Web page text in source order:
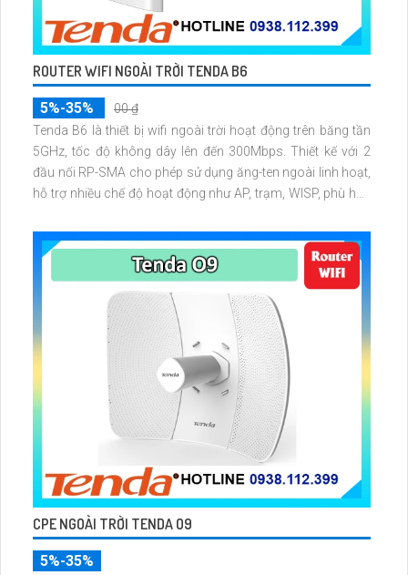
ROUTER WIFI NGOÀI TRỜI TENDA B6
5%-35%
00 ₫
Tenda B6 là thiết bị wifi ngoài trời hoạt động trên băng tần
5GHz, tốc độ không dây lên đến 300Mbps. Thiết kế với 2
đầu nối RP-SMA cho phép sử dụng ăng-ten ngoài linh hoạt,
hỗ trợ nhiều chế độ hoạt động như AP, trạm, WISP, phù hợp
camera giám sát.
CPE NGOÀI TRỜI TENDA O9
5%-35%